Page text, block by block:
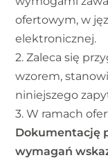
ofertowym, w
elektronicznej.
2. Zaleca się
wzorem,
niniejszego
3. W ramach
Dokumentację
wymagań